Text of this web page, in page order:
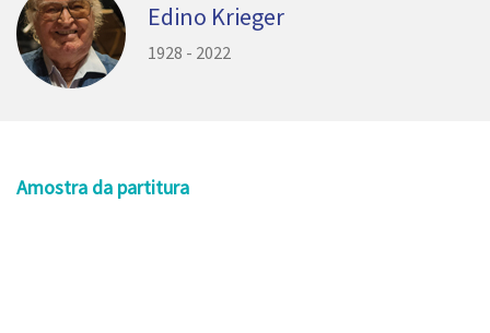
Edino Krieger
1928 - 2022
Amostra da partitura